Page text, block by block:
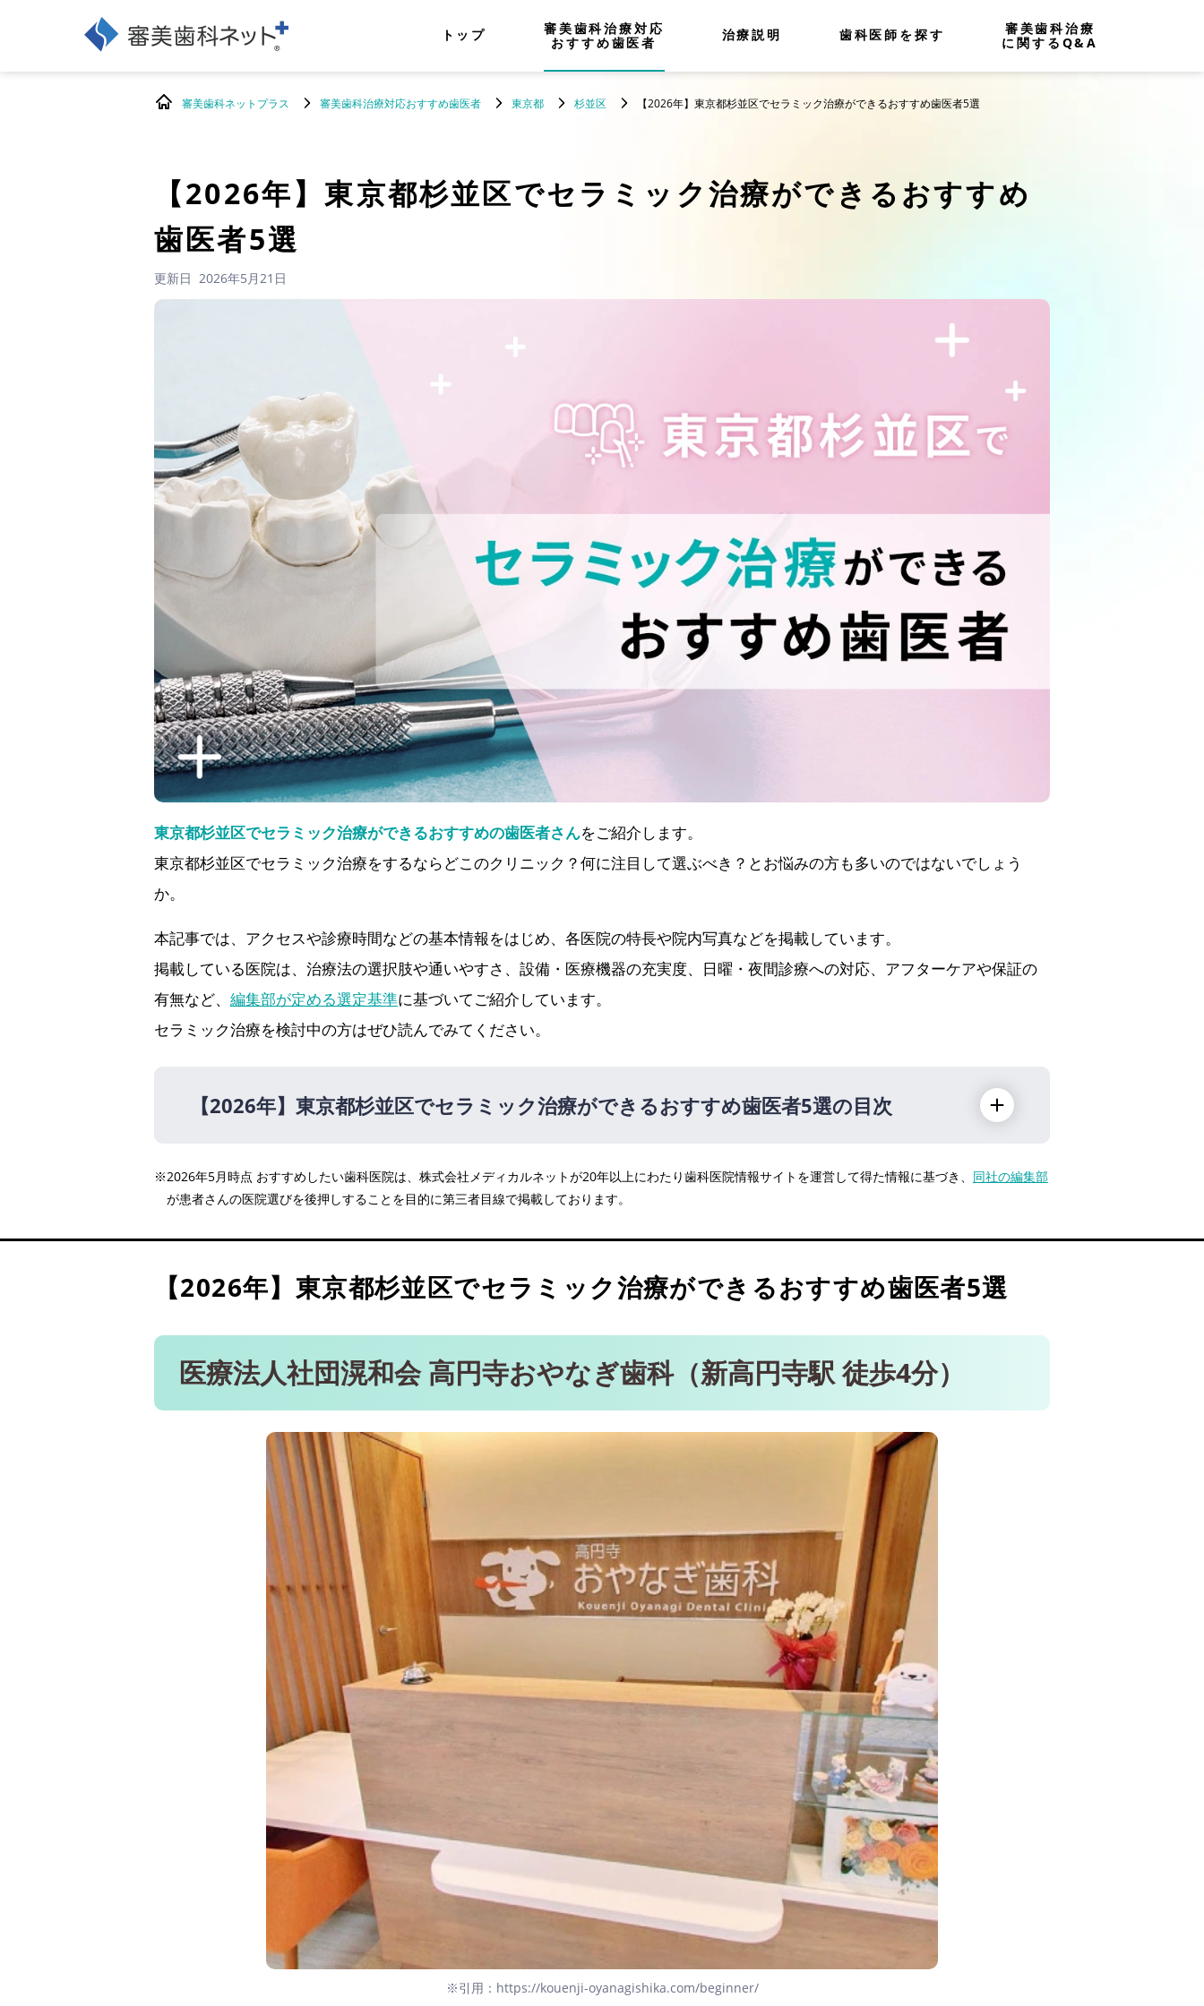
トップ
審美歯科治療対応
おすすめ歯医者
治療説明 歯科医師を探す
審美歯科治療
に関するQ&A
審美歯科ネットプラス 審美歯科治療対応おすすめ歯医者 東京都 杉並区 【2026年】東京都杉並区でセラミック治療ができるおすすめ歯医者5選
【2026年】 東京都杉並区でセラミック治療ができるおすすめ
歯医者5選
更新日 2026年5月21日
東京都杉並区でセラミック治療ができるおすすめの歯医者さんをご紹介します。
東京都杉並区でセラミック治療をするならどこのクリニック？何に注目して選ぶべき？とお悩みの方も多いのではないでしょう
か。
本記事では、アクセスや診療時間などの基本情報をはじめ、各医院の特長や院内写真などを掲載しています。
掲載している医院は、治療法の選択肢や通いやすさ、設備・医療機器の充実度、日曜・夜間診療への対応、アフターケアや保証の
有無など、 編集部が定める選定基準に基づいてご紹介しています。
セラミック治療を検討中の方はぜひ読んでみてください。
【2026年】 東京都杉並区でセラミック治療ができるおすすめ歯医者5選の目次
医療法人社団滉和会 高円寺おやなぎ歯科（新高円寺駅 徒歩4分）
永福町ファミリー歯科クリニック（永福町駅 徒歩5分）
桃井デンタルクリニック（荻窪駅 徒歩10分）
エトアール歯科医院（高円寺駅 徒歩7分）
ケイズデンタルクリニック（南阿佐ケ谷駅 徒歩3分）
※2026年5月時点 おすすめしたい歯科医院は、株式会社メディカルネットが20年以上にわたり歯科医院情報サイトを運営して得た情報に基づき、 同社の編集部
が患者さんの医院選びを後押しすることを目的に第三者目線で掲載しております。
【2026年】 東京都杉並区でセラミック治療ができるおすすめ歯医者5選
医療法人社団滉和会 高円寺おやなぎ歯科（新高円寺駅 徒歩4分）
※引用：https://kouenji-oyanagishika.com/beginner/